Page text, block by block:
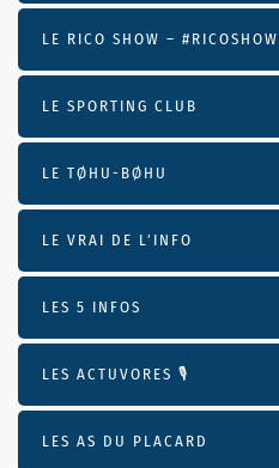
LE RICO SHOW – #RICOSHOW
LE SPORTING CLUB
LE TØHU-BØHU
LE VRAI DE L’INFO
LES 5 INFOS
LES ACTUVORES 🎙
LES AS DU PLACARD